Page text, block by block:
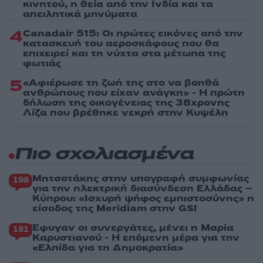
κινητού, η θεία από την Ινδία και τα
απειλητικά μηνύματα
4Canadair 515: Οι πρώτες εικόνες από την
κατασκευή του αεροσκάφους που θα
επιχειρεί και τη νύχτα στα μέτωπα της
φωτιάς
5«Αφιέρωσε τη ζωή της στο να βοηθά
ανθρώπους που είχαν ανάγκη» - Η πρώτη
δήλωση της οικογένειας της 38χρονης
Λίζα που βρέθηκε νεκρή στην Κυψέλη
Πιο σχολιασμένα
198 Μητσοτάκης στην υπογραφή συμφωνίας
για την ηλεκτρική διασύνδεση Ελλάδας –
Κύπρου: «Ισχυρή ψήφος εμπιστοσύνης» η
είσοδος της Meridiam στην GSI
181 Έφυγαν οι συνεργάτες, μένει η Μαρία
Καρυστιανού - Η επόμενη μέρα για την
«Ελπίδα για τη Δημοκρατία»